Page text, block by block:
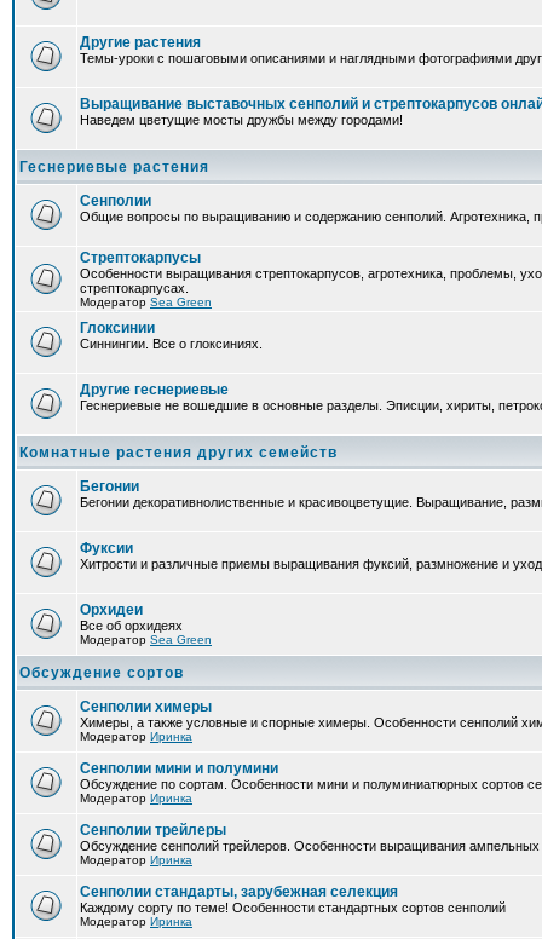
Другие растения
Темы-уроки с пошаговыми описаниями и наглядными фотографиями
Выращивание выставочных сенполий и стрептокарпусов
Наведем цветущие мосты дружбы между городами!
Геснериевые растения
Сенполии
Общие вопросы по выращиванию и содержанию сенполий. Агротехника,
Стрептокарпусы
Особенности выращивания стрептокарпусов, агротехника, проблемы,
стрептокарпусах.
Модератор Sea Green
Глоксинии
Синнингии. Все о глоксиниях.
Другие геснериевые
Геснериевые не вошедшие в основные разделы. Эписции, хириты,
Комнатные растения других семейств
Бегонии
Бегонии декоративнолиственные и красивоцветущие. Выращивание,
Фуксии
Хитрости и различные приемы выращивания фуксий, размножение и
Орхидеи
Все об орхидеях
Модератор Sea Green
Обсуждение сортов
Сенполии химеры
Химеры, а также условные и спорные химеры. Особенности сенполий
Модератор Иринка
Сенполии мини и полумини
Обсуждение по сортам. Особенности мини и полуминиатюрных сортов
Модератор Иринка
Сенполии трейлеры
Обсуждение сенполий трейлеров. Особенности выращивания
Модератор Иринка
Сенполии стандарты, зарубежная селекция
Каждому сорту по теме! Особенности стандартных сортов сенполий
Модератор Иринка